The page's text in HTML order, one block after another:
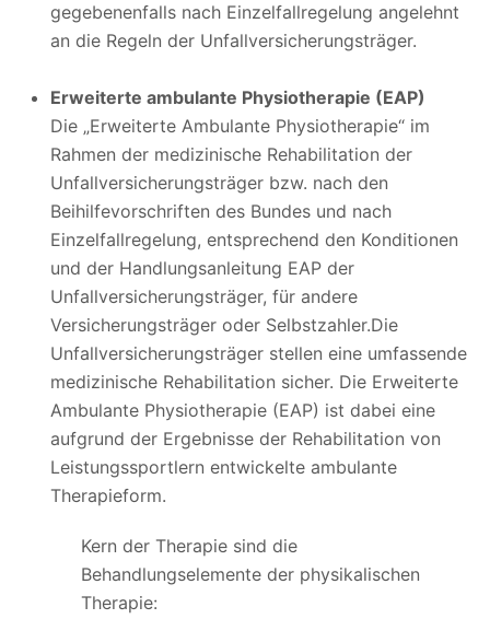
gegebenenfalls nach Einzelfallregelung angelehnt
an die Regeln der Unfallversicherungsträger.
Erweiterte ambulante Physiotherapie (EAP)
Die „Erweiterte Ambulante Physiotherapie“ im
Rahmen der medizinische Rehabilitation der
Unfallversicherungsträger bzw. nach den
Beihilfevorschriften des Bundes und nach
Einzelfallregelung, entsprechend den Konditionen
und der Handlungsanleitung EAP der
Unfallversicherungsträger, für andere
Versicherungsträger oder Selbstzahler.Die
Unfallversicherungsträger stellen eine umfassende
medizinische Rehabilitation sicher. Die Erweiterte
Ambulante Physiotherapie (EAP) ist dabei eine
aufgrund der Ergebnisse der Rehabilitation von
Leistungssportlern entwickelte ambulante
Therapieform.
Kern der Therapie sind die
Behandlungselemente der physikalischen
Therapie: